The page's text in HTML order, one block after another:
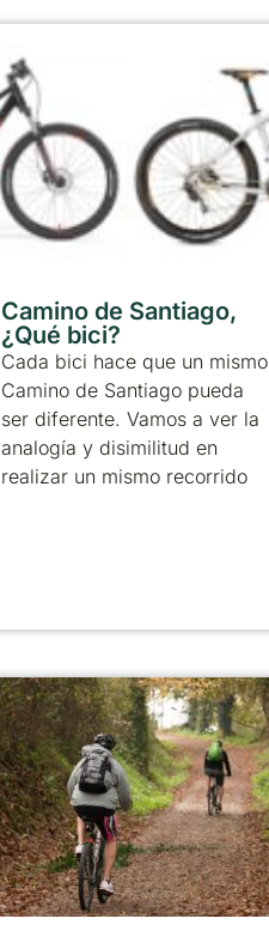
Camino de Santiago,
¿Qué bici?
Cada bici hace que un mismo
Camino de Santiago pueda
ser diferente. Vamos a ver la
analogía y disimilitud en
realizar un mismo recorrido